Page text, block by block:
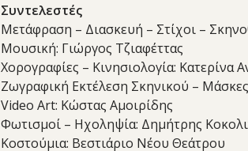
Συντελεστές
Μετάφραση – Διασκευή – Στίχοι –
Μουσική: Γιώργος Τζιαφέττας
Χορογραφίες – Κινησιολογία: Κατερίνα
Ζωγραφική Εκτέλεση Σκηνικού –
Video Art: Κώστας Αμοιρίδης
Φωτισμοί – Ηχοληψία: Δημήτρης
Κοστούμια: Βεστιάριο Νέου Θεάτρου